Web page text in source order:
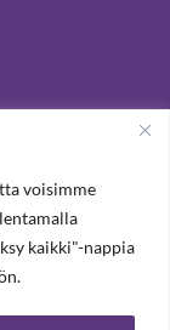
voisimme
kaikki"-nappia